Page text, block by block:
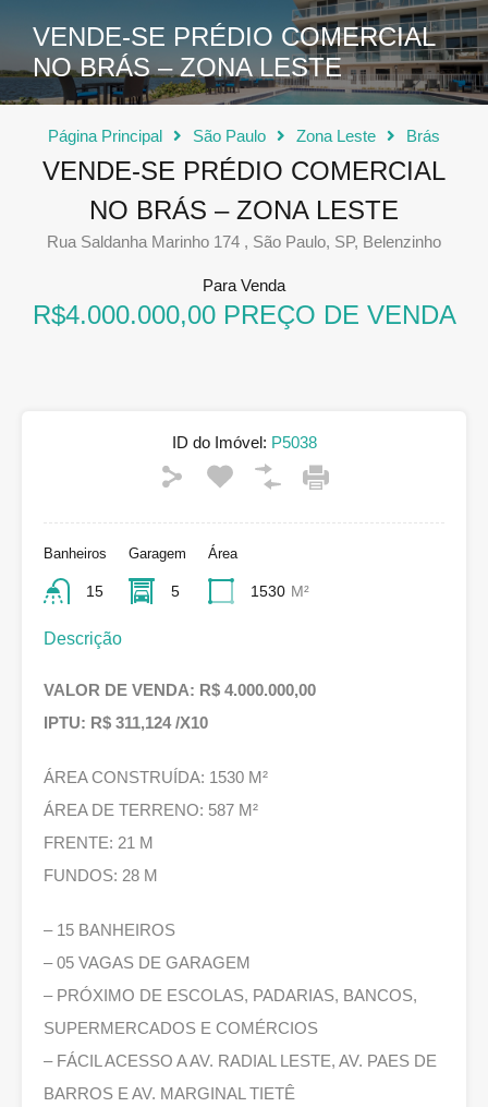
VENDE-SE PRÉDIO COMERCIAL
NO BRÁS – ZONA LESTE
Página Principal São Paulo Zona Leste Brás
VENDE-SE PRÉDIO COMERCIAL
NO BRÁS – ZONA LESTE
Rua Saldanha Marinho 174 , São Paulo, SP, Belenzinho
Para Venda
R$4.000.000,00 PREÇO DE VENDA
ID do Imóvel: P5038
Banheiros
15
Garagem
5
Área
1530 M²
Descrição
VALOR DE VENDA: R$ 4.000.000,00
IPTU: R$ 311,124 /X10
ÁREA CONSTRUÍDA: 1530 M²
ÁREA DE TERRENO: 587 M²
FRENTE: 21 M
FUNDOS: 28 M
– 15 BANHEIROS
– 05 VAGAS DE GARAGEM
– PRÓXIMO DE ESCOLAS, PADARIAS, BANCOS,
SUPERMERCADOS E COMÉRCIOS
– FÁCIL ACESSO A AV. RADIAL LESTE, AV. PAES DE
BARROS E AV. MARGINAL TIETÊ